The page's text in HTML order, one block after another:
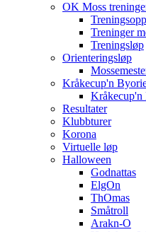
OK Moss
Treninger
Treningsløp
Orienteringsløp
Kråkecup'n
Kråkecup'n
Resultater
Klubbturer
Korona
Virtuelle løp
Halloween
Godnattas
ElgOn
ThOmas
Småtroll
Arakn-O